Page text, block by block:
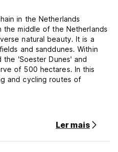
in the Netherlands
the middle of the Netherlands
natural beauty. It is a
and sanddunes. Within
the 'Soester Dunes' and
of 500 hectares. In this
and cycling routes of
from Amsterdam. These
culture, shopping and
are easy to reach by public
and train station Soest-Zuid
Ler mais